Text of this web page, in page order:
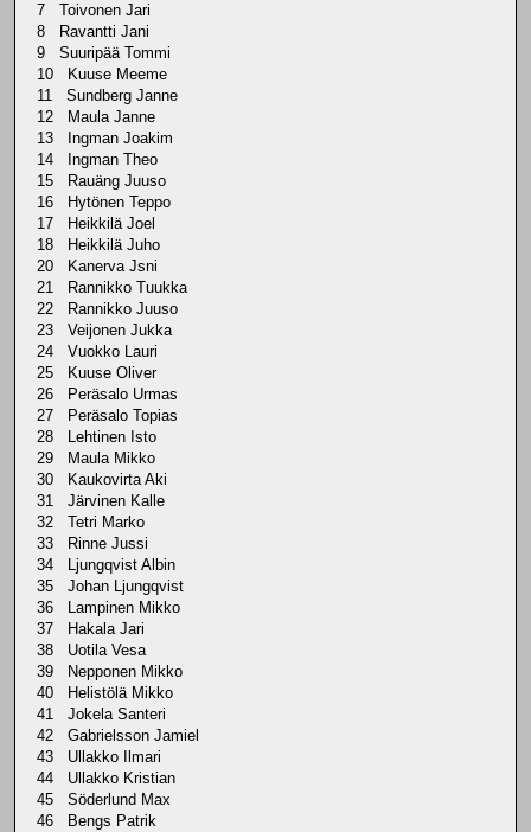
7 Toivonen Jari
8 Ravantti Jani
9 Suuripää Tommi
10 Kuuse Meeme
11 Sundberg Janne
12 Maula Janne
13 Ingman Joakim
14 Ingman Theo
15 Rauäng Juuso
16 Hytönen Teppo
17 Heikkilä Joel
18 Heikkilä Juho
20 Kanerva Jsni
21 Rannikko Tuukka
22 Rannikko Juuso
23 Veijonen Jukka
24 Vuokko Lauri
25 Kuuse Oliver
26 Peräsalo Urmas
27 Peräsalo Topias
28 Lehtinen Isto
29 Maula Mikko
30 Kaukovirta Aki
31 Järvinen Kalle
32 Tetri Marko
33 Rinne Jussi
34 Ljungqvist Albin
35 Johan Ljungqvist
36 Lampinen Mikko
37 Hakala Jari
38 Uotila Vesa
39 Nepponen Mikko
40 Helistölä Mikko
41 Jokela Santeri
42 Gabrielsson Jamiel
43 Ullakko Ilmari
44 Ullakko Kristian
45 Söderlund Max
46 Bengs Patrik